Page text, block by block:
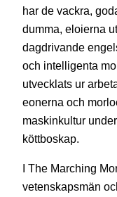
har de vackra,
dumma, eloierna
dagdrivande
och intelligenta
utvecklats ur
eonerna och
maskinkultur
köttboskap.
I The Marching
vetenskapsmän